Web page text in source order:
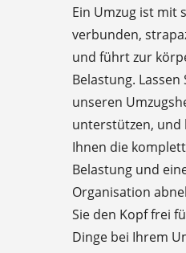
Ein Umzug ist mit
verbunden,
und führt zur
Belastung. Lassen
unseren
unterstützen, und
Ihnen die
Belastung und
Organisation
Sie den Kopf frei
Dinge bei Ihrem